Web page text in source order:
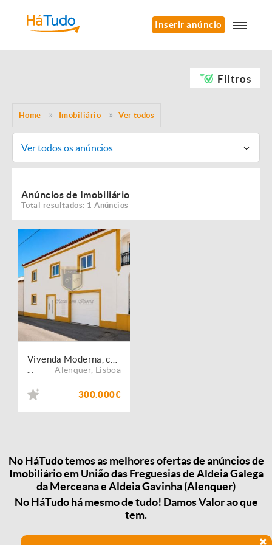
Inserir anúncio
Filtros
Home Imobiliário Ver todos
Ver todos os anúncios
Anúncios de Imobiliário
Total resultados: 1 Anúncios
Alenquer, Lisboa
300.000€
No HáTudo temos as melhores ofertas de anúncios de
Imobiliário em União das Freguesias de Aldeia Galega
da Merceana e Aldeia Gavinha (Alenquer)
No HáTudo há mesmo de tudo! Damos Valor ao que
tem.